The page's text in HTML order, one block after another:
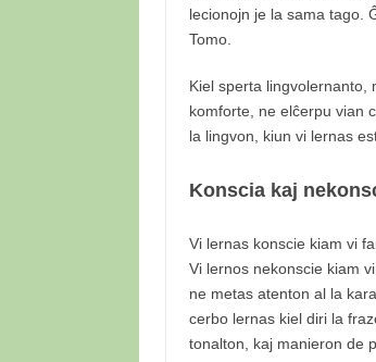
lecionojn je la sama tago.
Tomo.
Kiel sperta lingvolernanto,
komforte, ne elĉerpu vian
la lingvon, kiun vi lernas
Konscia kaj
Vi lernas konscie kiam vi
Vi lernos nekonscie kiam
ne metas atenton al la
cerbo lernas kiel diri la
tonalton, kaj manieron de